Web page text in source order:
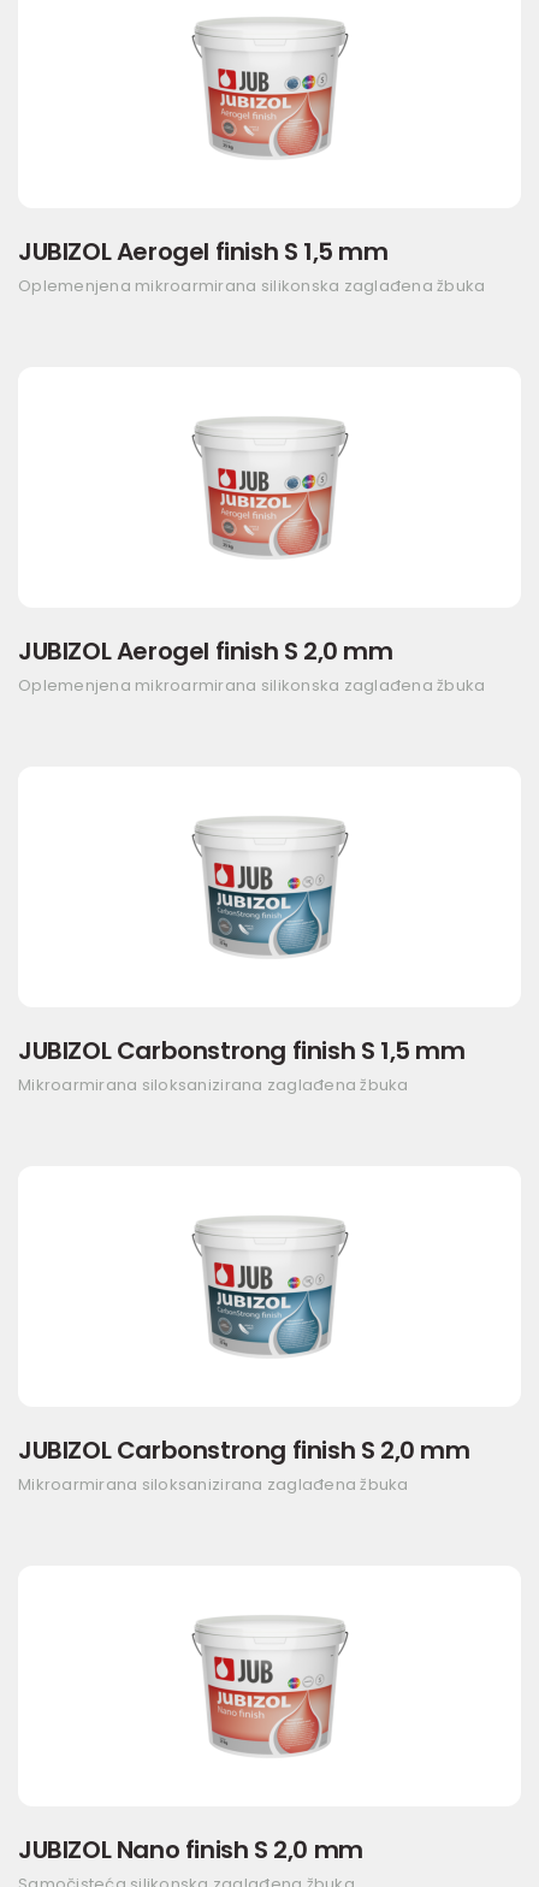
JUBIZOL Aerogel finish S 1,5 mm
Oplemenjena mikroarmirana silikonska zaglađena žbuka
JUBIZOL Aerogel finish S 2,0 mm
Oplemenjena mikroarmirana silikonska zaglađena žbuka
JUBIZOL Carbonstrong finish S 1,5 mm
Mikroarmirana siloksanizirana zaglađena žbuka
JUBIZOL Carbonstrong finish S 2,0 mm
Mikroarmirana siloksanizirana zaglađena žbuka
JUBIZOL Nano finish S 2,0 mm